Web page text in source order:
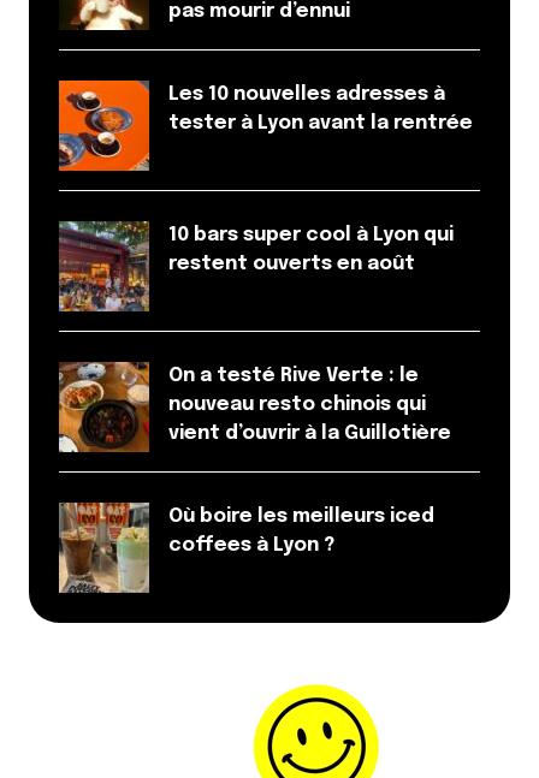
pas mourir d’ennui
Les 10 nouvelles adresses à
tester à Lyon avant la rentrée
10 bars super cool à Lyon qui
restent ouverts en août
On a testé Rive Verte : le
nouveau resto chinois qui
vient d’ouvrir à la Guillotière
Où boire les meilleurs iced
coffees à Lyon ?